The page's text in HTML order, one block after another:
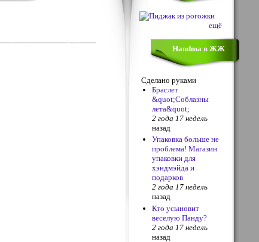
ещё
Handma в ЖЖ
Сделано руками
Браслет
&quot;Соблазны
лета&quot;
2 года 17 недель
назад
Упаковка больше не
проблема! Магазин
упаковки для
хэндмэйда и
подарков
2 года 17 недель
назад
Кто усыновит
веселую Панду?
2 года 17 недель
назад